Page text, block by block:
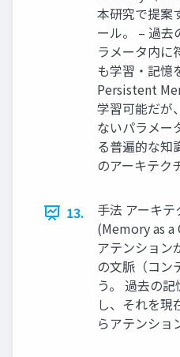
本研究で提案
ール。 – 過去
ラメータ内に
も学習・記憶
Persistent
学習可能だが
ないパラメー
る普遍的な
のアーキテク
13.
手法 アーキ
(Memory as a
アテンション
の文脈（コン
う。 過去の
し、それを現
らアテンショ